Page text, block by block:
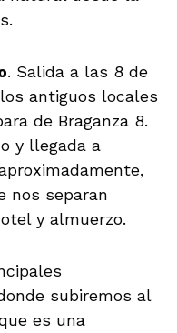
. Salida a las 8 de
antiguos locales
de Braganza 8.
y llegada a
nos separan
y almuerzo.
subiremos al
es una